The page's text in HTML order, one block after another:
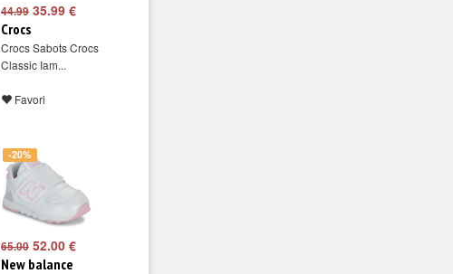
44.99 35.99 €
Crocs
Crocs Sabots Crocs
Classic Iam...
Favori
-20%
65.00 52.00 €
New balance